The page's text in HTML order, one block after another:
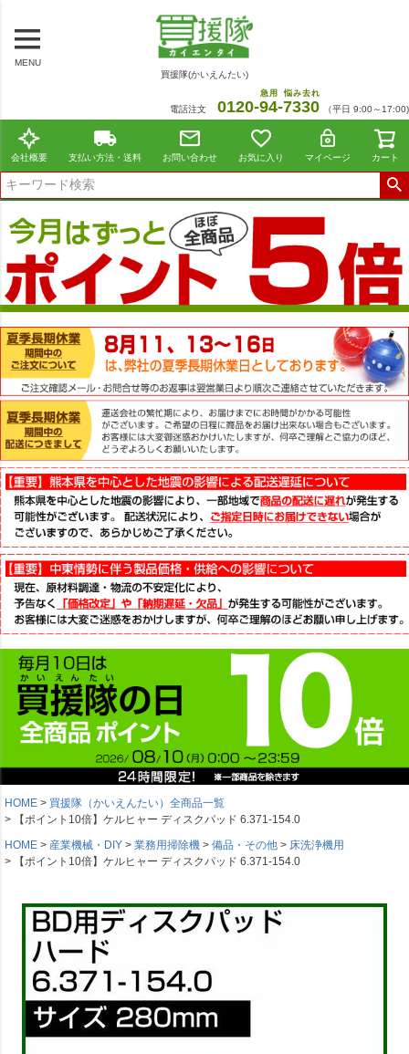
MENU
買援隊(かいえんたい)
電話注文 0120-94
急用
-7330
悩み去れ
（平日 9:00～17:00)
会社概要 支払い方法・送料 お問い合わせ お気に入り マイページ カート
HOME
買援隊（かいえんたい）全商品一覧
【ポイント10倍】ケルヒャー ディスクパッド 6.371-154.0
HOME
産業機械・DIY 業務用掃除機 備品・その他
床洗浄機用
【ポイント10倍】ケルヒャー ディスクパッド 6.371-154.0